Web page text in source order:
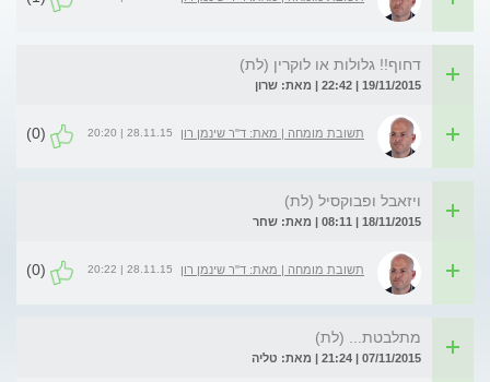
דחוף!! גלולות או לוקרין (לת)
19/11/2015 | 22:42 | מאת: שרון
תשובת מומחה | מאת: ד"ר שינמן רון 28.11.15 | 20:20
(0)
ויזאבל ופבוקסיל (לת)
18/11/2015 | 08:11 | מאת: שחר
תשובת מומחה | מאת: ד"ר שינמן רון 28.11.15 | 20:22
(0)
מתלבטת... (לת)
07/11/2015 | 21:24 | מאת: טליה